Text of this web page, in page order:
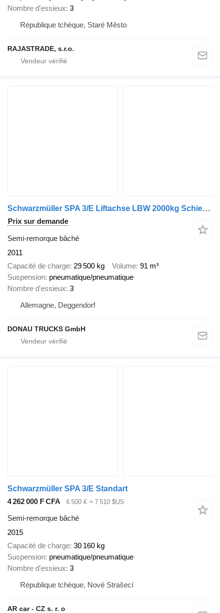
Nombre d'essieux 3
République tchèque, Staré Město
RAJASTRADE, s.r.o.
Schwarzmüller SPA 3/E Liftachse LBW 2000kg Schiebeplane 2,70m
Prix sur demande
Semi-remorque bâché
2011
Capacité de charge 29 500 kg Volume 91 m³
Suspension pneumatique/pneumatique
Nombre d'essieux 3
Allemagne, Deggendorf
DONAU TRUCKS GmbH
Schwarzmüller SPA 3/E Standart
4 262 000 F CFA
6 500 € ≈ 7 510 $US
Semi-remorque bâché
2015
Capacité de charge 30 160 kg
Suspension pneumatique/pneumatique
Nombre d'essieux 3
République tchèque, Nové Strašecí
AR car - CZ s. r. o